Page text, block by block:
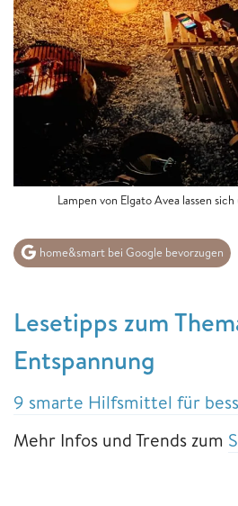
Lampen von Elgato Avea lassen
home&smart bei Google bevorzugen
Lesetipps zum
Entspannung
9 smarte Hilfsmittel für
Mehr Infos und Trends zum